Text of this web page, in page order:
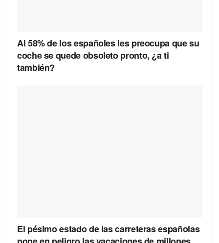
Al 58% de los españoles les preocupa que su
coche se quede obsoleto pronto, ¿a ti
también?
El pésimo estado de las carreteras españolas